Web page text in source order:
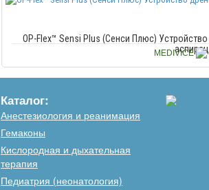
OP-Flex™ Sensi Plus (Сенси Плюс)
MEDIVICE
Каталог:
Анестезиология и реанимация
Гемаконы
Кислородная и дыхательная
терапия
Педиатрия (неонатология)